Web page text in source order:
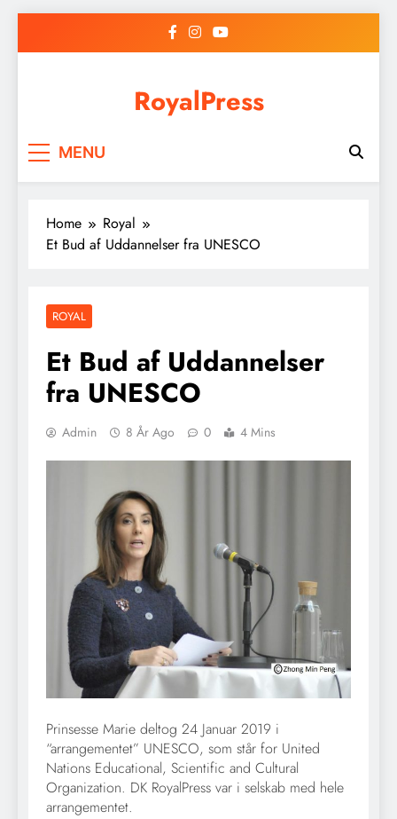
RoyalPress
MENU
Home
Royal
Et Bud af Uddannelser fra UNESCO
ROYAL
Et Bud af Uddannelser
fra UNESCO
Admin 8 År Ago 0 4 Mins
Prinsesse Marie deltog 24 Januar 2019 i
“arrangementet” UNESCO, som står for United
Nations Educational, Scientific and Cultural
Organization. DK RoyalPress var i selskab med hele
arrangementet.